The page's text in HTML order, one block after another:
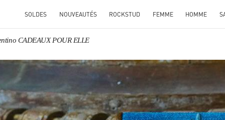
SOLDES NOUVEAUTÉS ROCKSTUD FEMME HOMME
CADEAUX POUR ELLE